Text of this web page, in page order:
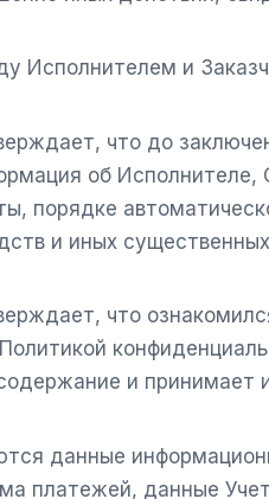
Исполнителем и
что до
об Исполнителе,
порядке
и иных
что
и принимает
данные
платежей, данные